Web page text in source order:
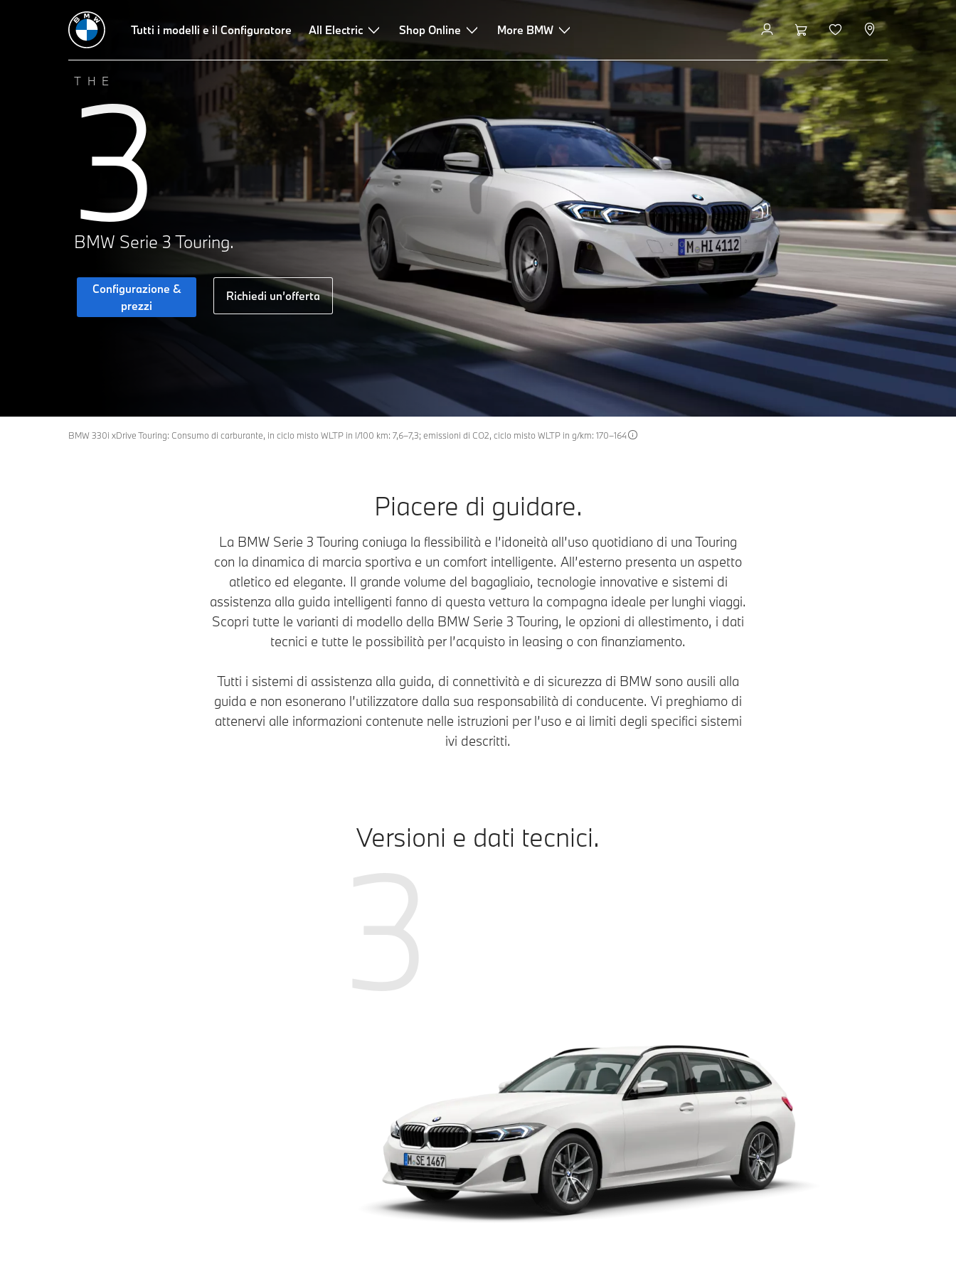
Tutti i modelli e il Configuratore All Electric Shop Online More BMW
THE
3
BMW Serie 3 Touring.
Configurazione &
prezzi
Richiedi un’offerta
BMW 330i xDrive Touring: Consumo di carburante, in ciclo misto WLTP in l/100 km: 7,6–7,3; emissioni di CO2, ciclo misto WLTP in g/km: 170–164
Offerta Design Tecnologie Dinamica di guida Leasing e finanziamento Consulenza e service Configurazione & prezzi
Piacere di guidare.
La BMW Serie 3 Touring coniuga la flessibilità e l’idoneità all’uso quotidiano di una Touring
con la dinamica di marcia sportiva e un comfort intelligente. All’esterno presenta un aspetto
atletico ed elegante. Il grande volume del bagagliaio, tecnologie innovative e sistemi di
assistenza alla guida intelligenti fanno di questa vettura la compagna ideale per lunghi viaggi.
Scopri tutte le varianti di modello della BMW Serie 3 Touring, le opzioni di allestimento, i dati
tecnici e tutte le possibilità per l’acquisto in leasing o con finanziamento.
Tutti i sistemi di assistenza alla guida, di connettività e di sicurezza di BMW sono ausili alla
guida e non esonerano l’utilizzatore dalla sua responsabilità di conducente. Vi preghiamo di
attenervi alle informazioni contenute nelle istruzioni per l’uso e ai limiti degli specifici sistemi
ivi descritti.
Versioni e dati tecnici.
3